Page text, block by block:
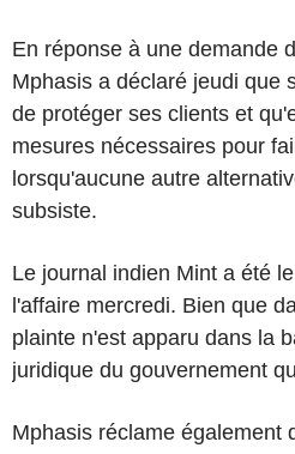
En réponse à une demande
Mphasis a déclaré jeudi que
de protéger ses clients et
mesures nécessaires pour
lorsqu'aucune autre
subsiste.
Le journal indien Mint a été
l'affaire mercredi. Bien que
plainte n'est apparu dans la
juridique du gouvernement
Mphasis réclame également